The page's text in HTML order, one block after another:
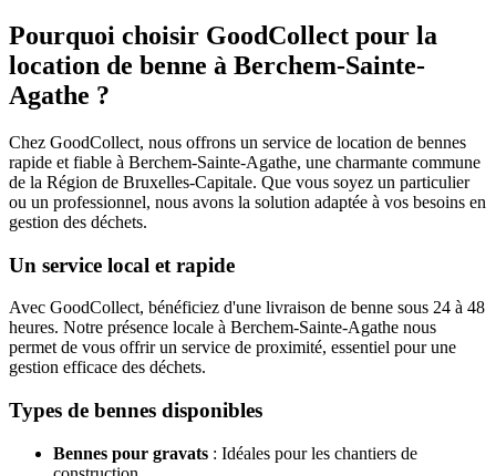
Pourquoi choisir GoodCollect pour la
location de benne à Berchem-Sainte-
Agathe ?
Chez GoodCollect, nous offrons un service de location de bennes
rapide et fiable à Berchem-Sainte-Agathe, une charmante commune
de la Région de Bruxelles-Capitale. Que vous soyez un particulier
ou un professionnel, nous avons la solution adaptée à vos besoins en
gestion des déchets.
Un service local et rapide
Avec GoodCollect, bénéficiez d'une livraison de benne sous 24 à 48
heures. Notre présence locale à Berchem-Sainte-Agathe nous
permet de vous offrir un service de proximité, essentiel pour une
gestion efficace des déchets.
Types de bennes disponibles
Bennes pour gravats : Idéales pour les chantiers de